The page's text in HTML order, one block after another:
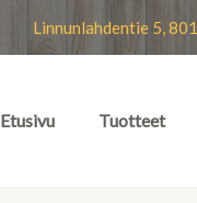
Linnunlahdentie 5,
Etusivu Tuotteet